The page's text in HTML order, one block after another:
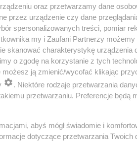
w kilka sekund? Opowiedz
reklama
oraz przetwarzamy dane
przez urządzenie czy dane
spersonalizowanych treści, pomiar
my i Zaufani Partnerzy
skanować charakterystykę urządzenia
o zgodę na korzystanie z tych
możesz ją zmienić/wycofać klikając
. Niektóre rodzaje przetwarzania
przetwarzaniu. Preferencje będą
abyś mógł świadomie i
dotyczące przetwarzania